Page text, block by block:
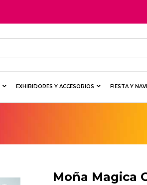
EXHIBIDORES Y ACCESORIOS FIESTA Y
Moña Magica